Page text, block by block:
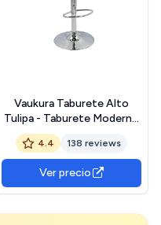
Vaukura Taburete Alto
Tulipa - Taburete Moderno
(Negro)
4.4 138 reviews
Ver precio